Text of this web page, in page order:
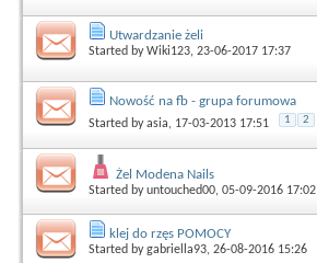
Utwardzanie żeli
Started byWiki123, 23-06-2017 17:37
Nowość na fb - grupa forumowa
Started byasia, 17-03-2013 17:51 1 2
Żel Modena Nails
Started byuntouched00, 05-09-2016 17:02
klej do rzęs POMOCY
Started bygabriella93, 26-08-2016 15:26